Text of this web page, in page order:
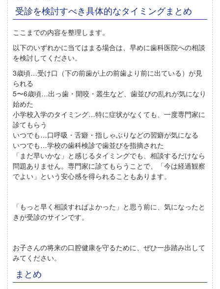
受診を検討すべき具体的なタイミングまとめ
ここまでの内容を整理します。
以下のいずれかに当てはまる場合は、早めに歯科医院への相談
を検討してください。
3歳頃…受け口（下の前歯が上の前歯より前に出ている）が見
られる
5〜6歳頃…出っ歯・開咬・叢生など、歯並びの乱れが気になり
始めた
小学校入学のタイミング…特に症状がなくても、一度専門家に
診てもらう
いつでも…口呼吸・舌癖・指しゃぶりなどの習癖が気になる
いつでも…学校の歯科検診で歯並びを指摘された
「まだ早いかな」と感じるタイミングでも、相談するだけなら
問題ありません。専門家に診てもらうことで、「今は経過観察
でよい」という安心感を得られることもあります。
「もっと早く相談すればよかった」と思う前に、気になったと
きが受診のサインです。
お子さんの将来の口腔健康を守るために、ぜひ一歩踏み出して
みてください。
まとめ